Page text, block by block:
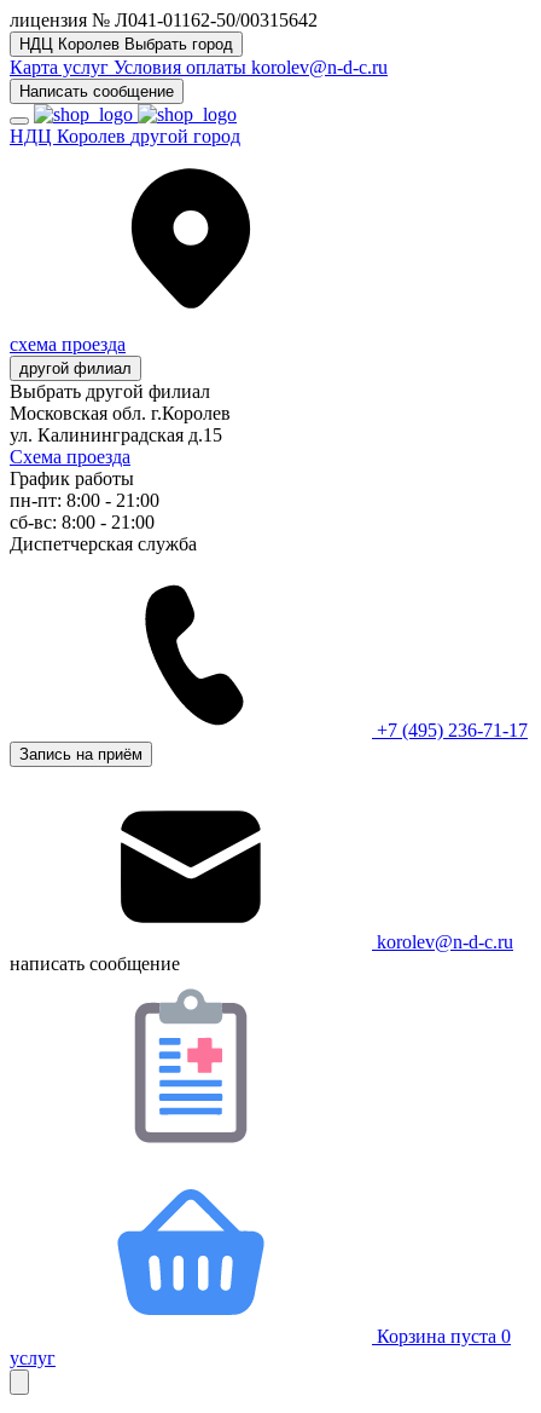
лицензия № Л041-01162-50/00315642
НДЦ Королев Выбрать город
Карта услуг Условия оплаты korolev@n-d-c.ru
Написать сообщение
НДЦ Королев другой город
схема проезда
другой филиал
Выбрать другой филиал
Московская обл. г.Королев
ул. Калининградская д.15
Схема проезда
График работы
пн-пт: 8:00 - 21:00
сб-вс: 8:00 - 21:00
Диспетчерская служба
+7 (495) 236-71-17
Запись на приём
korolev@n-d-c.ru
написать сообщение
Корзина пуста 0
услуг